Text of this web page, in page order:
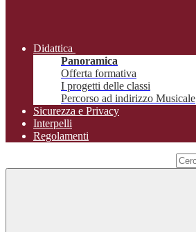
Didattica
Panoramica
Offerta formativa
I progetti delle classi
Percorso ad indirizzo Musicale
Sicurezza e Privacy
Interpelli
Regolamenti